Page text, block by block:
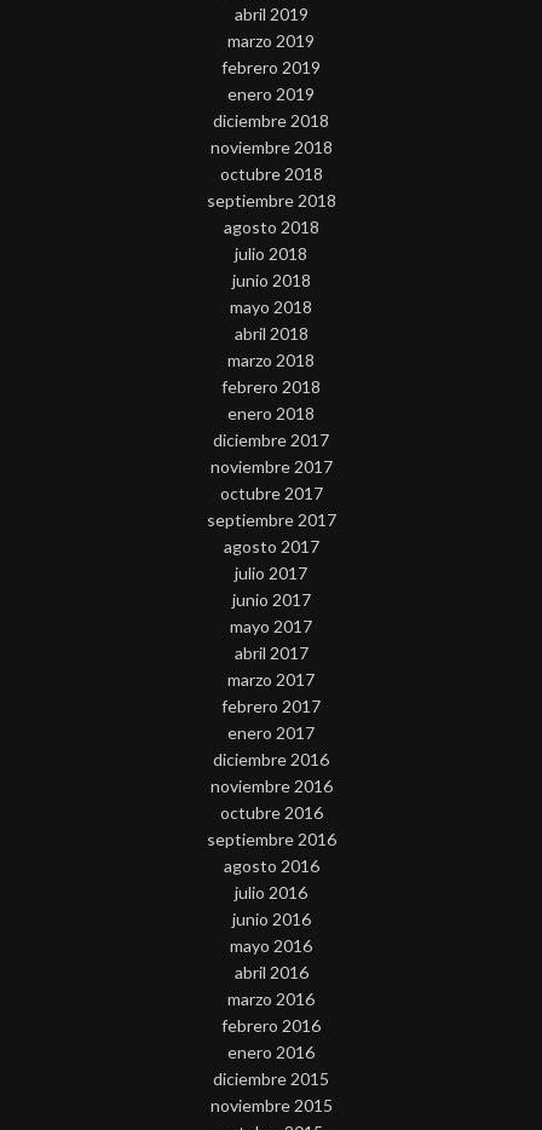
abril 2019
marzo 2019
febrero 2019
enero 2019
diciembre 2018
noviembre 2018
octubre 2018
septiembre 2018
agosto 2018
julio 2018
junio 2018
mayo 2018
abril 2018
marzo 2018
febrero 2018
enero 2018
diciembre 2017
noviembre 2017
octubre 2017
septiembre 2017
agosto 2017
julio 2017
junio 2017
mayo 2017
abril 2017
marzo 2017
febrero 2017
enero 2017
diciembre 2016
noviembre 2016
octubre 2016
septiembre 2016
agosto 2016
julio 2016
junio 2016
mayo 2016
abril 2016
marzo 2016
febrero 2016
enero 2016
diciembre 2015
noviembre 2015